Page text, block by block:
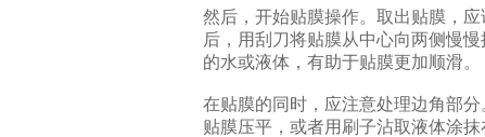
然后，开始贴膜操作。取出贴膜，
后，用刮刀将贴膜从中心向两侧慢
的水或液体，有助于贴膜更加顺滑。
在贴膜的同时，应注意处理边角部
贴膜压平，或者用刷子沾取液体涂